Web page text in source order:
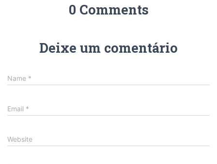
0 Comments
Deixe um comentário
Name *
Email *
Website